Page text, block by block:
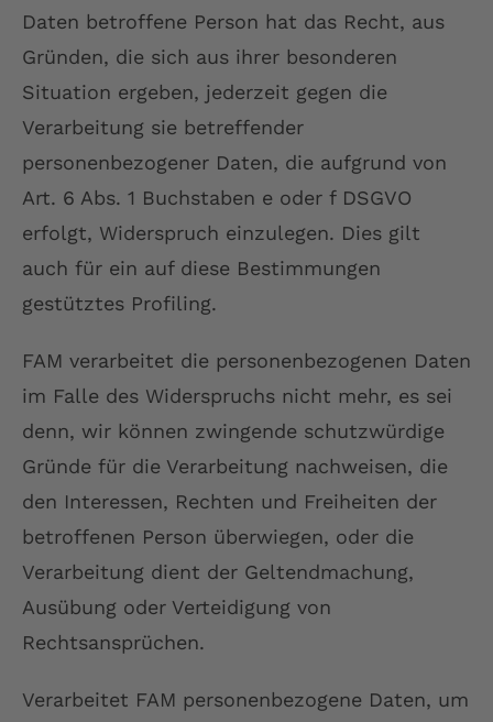
Daten betroffene Person hat das Recht, aus
Gründen, die sich aus ihrer besonderen
Situation ergeben, jederzeit gegen die
Verarbeitung sie betreffender
personenbezogener Daten, die aufgrund von
Art. 6 Abs. 1 Buchstaben e oder f DSGVO
erfolgt, Widerspruch einzulegen. Dies gilt
auch für ein auf diese Bestimmungen
gestütztes Profiling.
FAM verarbeitet die personenbezogenen Daten
im Falle des Widerspruchs nicht mehr, es sei
denn, wir können zwingende schutzwürdige
Gründe für die Verarbeitung nachweisen, die
den Interessen, Rechten und Freiheiten der
betroffenen Person überwiegen, oder die
Verarbeitung dient der Geltendmachung,
Ausübung oder Verteidigung von
Rechtsansprüchen.
Verarbeitet FAM personenbezogene Daten, um